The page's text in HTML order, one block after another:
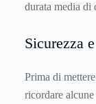
durata media di
Sicurezza
Prima di
ricordare